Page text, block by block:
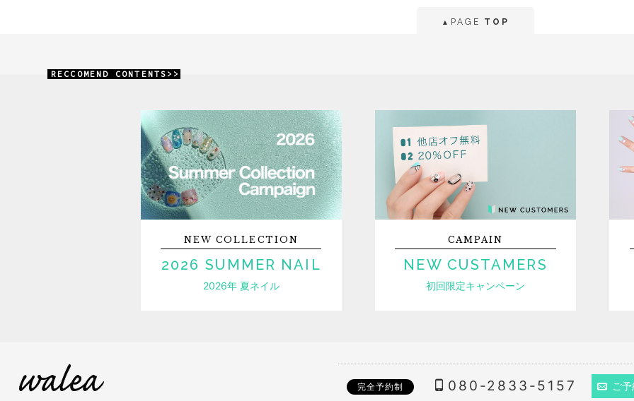
▲ PAGE TOP
RECCOMEND CONTENTS>>
NEWCOLLECTION
2026 SUMMER NAIL
2026年 夏ネイル
CAMPAIN
NEW CUSTAMERS
初回限定キャンペーン
完全予約制 080-2833-5157 ご